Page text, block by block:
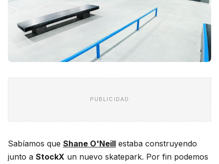
PUBLICIDAD
Sabíamos que Shane O'Neill estaba construyendo
junto a StockX un nuevo skatepark. Por fin podemos